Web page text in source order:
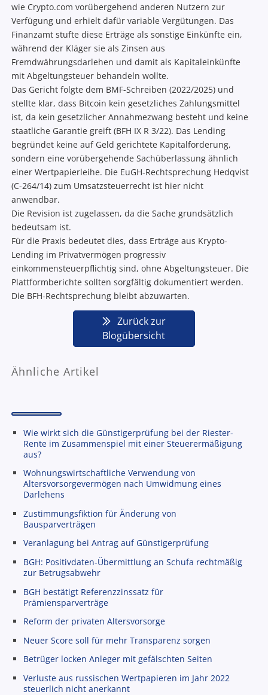
wie Crypto.com vorübergehend anderen Nutzern zur
Verfügung und erhielt dafür variable Vergütungen. Das
Finanzamt stufte diese Erträge als sonstige Einkünfte ein,
während der Kläger sie als Zinsen aus
Fremdwährungsdarlehen und damit als Kapitaleinkünfte
mit Abgeltungsteuer behandeln wollte.
Das Gericht folgte dem BMF-Schreiben (2022/2025) und
stellte klar, dass Bitcoin kein gesetzliches Zahlungsmittel
ist, da kein gesetzlicher Annahmezwang besteht und keine
staatliche Garantie greift (BFH IX R 3/22). Das Lending
begründet keine auf Geld gerichtete Kapitalforderung,
sondern eine vorübergehende Sachüberlassung ähnlich
einer Wertpapierleihe. Die EuGH-Rechtsprechung Hedqvist
(C-264/14) zum Umsatzsteuerrecht ist hier nicht
anwendbar.
Die Revision ist zugelassen, da die Sache grundsätzlich
bedeutsam ist.
Für die Praxis bedeutet dies, dass Erträge aus Krypto-
Lending im Privatvermögen progressiv
einkommensteuerpflichtig sind, ohne Abgeltungsteuer. Die
Plattformberichte sollten sorgfältig dokumentiert werden.
Die BFH-Rechtsprechung bleibt abzuwarten.
Zurück zur
Blogübersicht
Ähnliche Artikel
Wie wirkt sich die Günstigerprüfung bei der Riester-
Rente im Zusammenspiel mit einer Steuerermäßigung
aus?
Wohnungswirtschaftliche Verwendung von
Altersvorsorgevermögen nach Umwidmung eines
Darlehens
Zustimmungsfiktion für Änderung von
Bausparverträgen
Veranlagung bei Antrag auf Günstigerprüfung
BGH: Positivdaten-Übermittlung an Schufa rechtmäßig
zur Betrugsabwehr
BGH bestätigt Referenzzinssatz für
Prämiensparverträge
Reform der privaten Altersvorsorge
Neuer Score soll für mehr Transparenz sorgen
Betrüger locken Anleger mit gefälschten Seiten
Verluste aus russischen Wertpapieren im Jahr 2022
steuerlich nicht anerkannt